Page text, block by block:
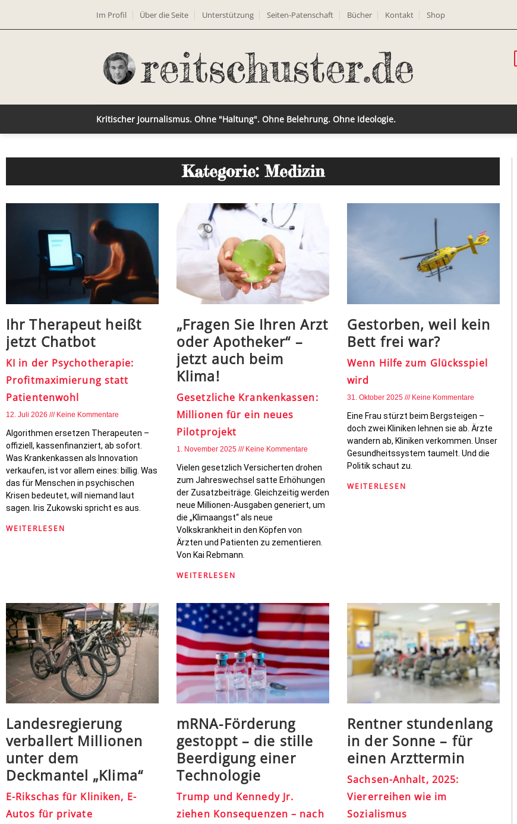
Im Profil Über die Seite Unterstützung Seiten-Patenschaft Bücher Kontakt Shop
Kritischer Journalismus. Ohne "Haltung". Ohne Belehrung. Ohne Ideologie.
Kategorie: Medizin
Ihr Therapeut heißt
jetzt Chatbot
KI in der Psychotherapie:
Profitmaximierung statt
Patientenwohl
12. Juli 2026 Keine Kommentare
Algorithmen ersetzen Therapeuten –
offiziell, kassenfinanziert, ab sofort.
Was Krankenkassen als Innovation
verkaufen, ist vor allem eines: billig. Was
das für Menschen in psychischen
Krisen bedeutet, will niemand laut
sagen. Iris Zukowski spricht es aus.
WEITERLESEN
„Fragen Sie Ihren Arzt
oder Apotheker“ –
jetzt auch beim
Klima!
Gesetzliche Krankenkassen:
Millionen für ein neues
Pilotprojekt
1. November 2025 Keine Kommentare
Vielen gesetzlich Versicherten drohen
zum Jahreswechsel satte Erhöhungen
der Zusatzbeiträge. Gleichzeitig werden
neue Millionen-Ausgaben generiert, um
die „Klimaangst“ als neue
Volkskrankheit in den Köpfen von
Ärzten und Patienten zu zementieren.
Von Kai Rebmann.
WEITERLESEN
Gestorben, weil kein
Bett frei war?
Wenn Hilfe zum Glücksspiel
wird
31. Oktober 2025 Keine Kommentare
Eine Frau stürzt beim Bergsteigen –
doch zwei Kliniken lehnen sie ab. Ärzte
wandern ab, Kliniken verkommen. Unser
Gesundheitssystem taumelt. Und die
Politik schaut zu.
WEITERLESEN
Landesregierung
verballert Millionen
unter dem
Deckmantel „Klima“
E-Rikschas für Kliniken, E-
Autos für private
mRNA-Förderung
gestoppt – die stille
Beerdigung einer
Technologie
Trump und Kennedy Jr.
ziehen Konsequenzen – nach
Rentner stundenlang
in der Sonne – für
einen Arzttermin
Sachsen-Anhalt, 2025:
Viererreihen wie im
Sozialismus